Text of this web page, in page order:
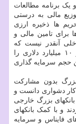
یک برنامه مطالعات
مالی به درستی
ها ذخیره ارزی
برای تامین مالی و
آنقدر نیست که
حجم سرمایه گذاری یک میلیارد یا حتی ۵ و ۱۰ میلیارد دلاری را
حجم سرمایه گذاری
بدون مشارکت
دشواری دانست و
بزرگ خارجی
و با کمک بانکهای
فایناس و سرمایه